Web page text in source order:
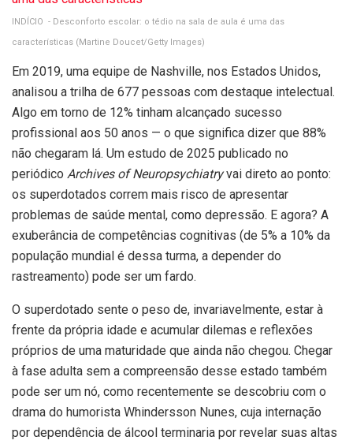
INDÍCIO - Desconforto escolar: o tédio na sala de aula é uma das
características (Martine Doucet/Getty Images)
Em 2019, uma equipe de Nashville, nos Estados Unidos,
analisou a trilha de 677 pessoas com destaque intelectual.
Algo em torno de 12% tinham alcançado sucesso
profissional aos 50 anos — o que significa dizer que 88%
não chegaram lá. Um estudo de 2025 publicado no
periódico Archives of Neuropsychiatryvai direto ao ponto:
os superdotados correm mais risco de apresentar
problemas de saúde mental, como depressão. E agora? A
exuberância de competências cognitivas (de 5% a 10% da
população mundial é dessa turma, a depender do
rastreamento) pode ser um fardo.
O superdotado sente o peso de, invariavelmente, estar à
frente da própria idade e acumular dilemas e reflexões
próprios de uma maturidade que ainda não chegou. Chegar
à fase adulta sem a compreensão desse estado também
pode ser um nó, como recentemente se descobriu com o
drama do humorista Whindersson Nunes, cuja internação
por dependência de álcool terminaria por revelar suas altas